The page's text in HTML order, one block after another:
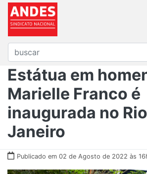
Estátua em
Marielle Franco é
inaugurada no
Janeiro
Publicado em 02 de Agosto de 2022 às